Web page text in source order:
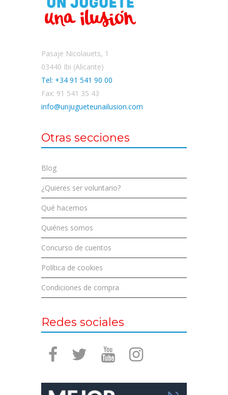
Pasaje Nicolauets, 1
03440 Ibi (Alicante)
Tel: +34 91 541 90 00
Fax: 91 541 35 43
info@unjugueteunailusion.com
Otras secciones
Blog
¿Quieres ser voluntario?
Qué hacemos
Quiénes somos
Concurso de cuentos
Política de cookies
Condiciones de compra
Redes sociales